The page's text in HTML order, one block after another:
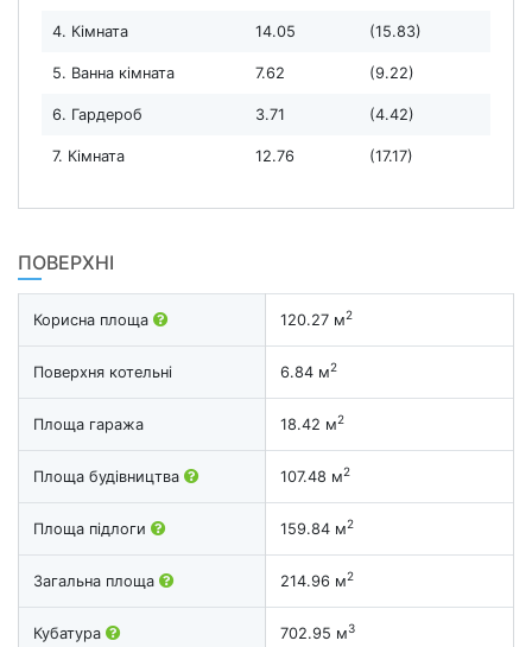
4. Кімната 14.05 (15.83)
5. Ванна кімната 7.62 (9.22)
6. Гардероб 3.71 (4.42)
7. Кімната 12.76 (17.17)
ПОВЕРХНІ
Корисна площа 120.27 м2
Поверхня котельні 6.84 м2
Площа гаража 18.42 м2
Площа будівництва 107.48 м2
Площа підлоги 159.84 м2
Загальна площа 214.96 м2
Кубатура 702.95 м3